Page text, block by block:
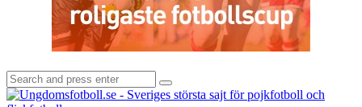
Search
for:
Search